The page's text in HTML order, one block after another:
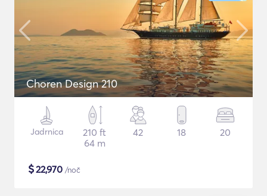
Choren Design 210
Jadrnica
210 ft
64 m
42 18 20
$22,970 /noč